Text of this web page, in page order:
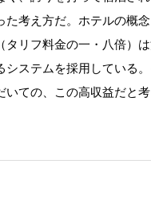
考え方だ。ホテルの概
リフ料金の一・八倍）
ステムを採用している
ての、この高収益だと